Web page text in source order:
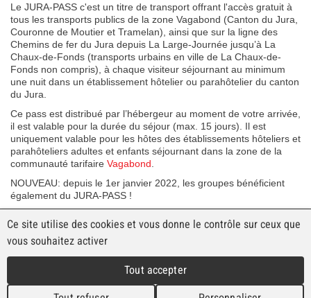
Le JURA-PASS c'est un titre de transport offrant l'accès gratuit à
tous les transports publics de la zone Vagabond (Canton du Jura,
Couronne de Moutier et Tramelan), ainsi que sur la ligne des
Chemins de fer du Jura depuis La Large-Journée jusqu’à La
Chaux-de-Fonds (transports urbains en ville de La Chaux-de-
Fonds non compris), à chaque visiteur séjournant au minimum
une nuit dans un établissement hôtelier ou parahôtelier du canton
du Jura.
Ce pass est distribué par l’hébergeur au moment de votre arrivée,
il est valable pour la durée du séjour (max. 15 jours). Il est
uniquement valable pour les hôtes des établissements hôteliers et
parahôteliers adultes et enfants séjournant dans la zone de la
communauté tarifaire Vagabond.
NOUVEAU: depuis le 1er janvier 2022, les groupes bénéficient
également du JURA-PASS !
Informations et conditions
Juratourisme
© Chemins de fer du Jura |Impressum|Mentions légales|
Ce site utilise des cookies et vous donne le contrôle sur ceux que
vous souhaitez activer
Tout accepter